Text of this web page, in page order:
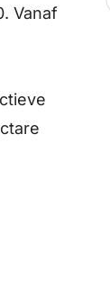
Vanaf